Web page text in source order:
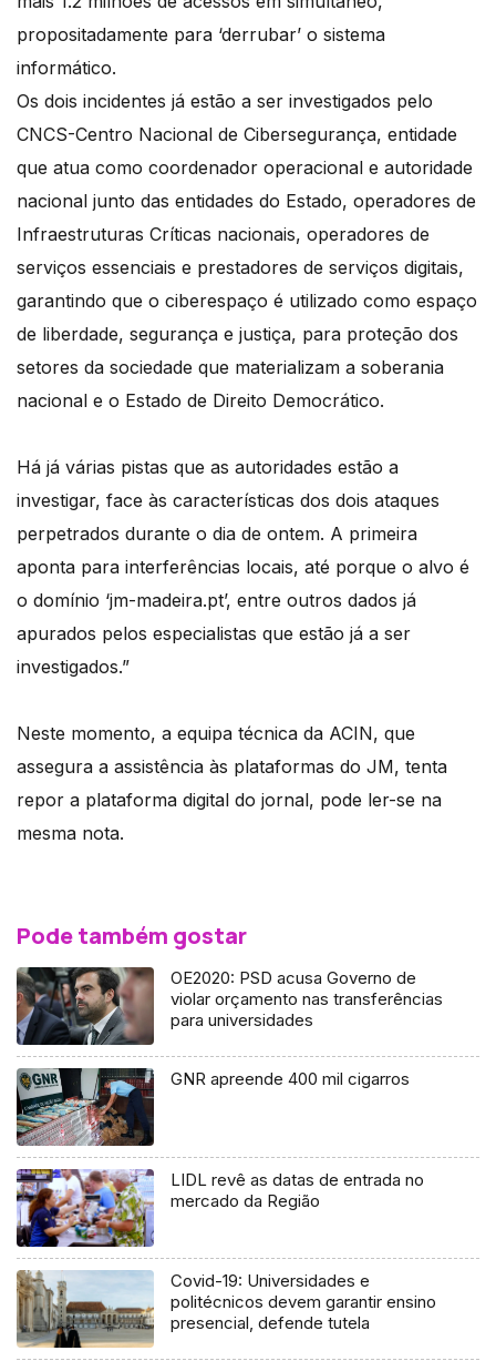
propositadamente para ‘derrubar’ o sistema
informático.
Os dois incidentes já estão a ser investigados pelo
CNCS-Centro Nacional de Cibersegurança, entidade
que atua como coordenador operacional e autoridade
nacional junto das entidades do Estado, operadores de
Infraestruturas Críticas nacionais, operadores de
serviços essenciais e prestadores de serviços digitais,
garantindo que o ciberespaço é utilizado como espaço
de liberdade, segurança e justiça, para proteção dos
setores da sociedade que materializam a soberania
nacional e o Estado de Direito Democrático.
Há já várias pistas que as autoridades estão a
investigar, face às características dos dois ataques
perpetrados durante o dia de ontem. A primeira
aponta para interferências locais, até porque o alvo é
o domínio ‘jm-madeira.pt’, entre outros dados já
apurados pelos especialistas que estão já a ser
investigados.”
Neste momento, a equipa técnica da ACIN, que
assegura a assistência às plataformas do JM, tenta
repor a plataforma digital do jornal, pode ler-se na
mesma nota.
Pode também gostar
OE2020: PSD acusa Governo de
violar orçamento nas transferências
para universidades
GNR apreende 400 mil cigarros
LIDL revê as datas de entrada no
mercado da Região
Covid-19: Universidades e
politécnicos devem garantir ensino
presencial, defende tutela